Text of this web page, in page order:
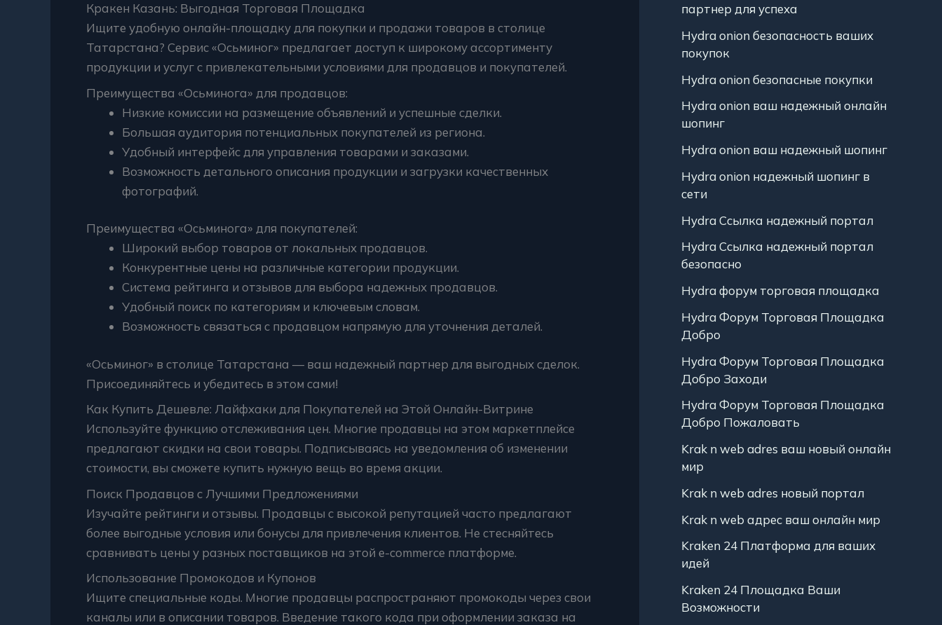
Кракен Казань: Выгодная Торговая Площадка
Ищите удобную онлайн-площадку для покупки и продажи товаров в столице
Татарстана? Сервис «Осьминог» предлагает доступ к широкому ассортименту
продукции и услуг с привлекательными условиями для продавцов и покупателей.
Преимущества «Осьминога» для продавцов:
Низкие комиссии на размещение объявлений и успешные сделки.
Большая аудитория потенциальных покупателей из региона.
Удобный интерфейс для управления товарами и заказами.
Возможность детального описания продукции и загрузки качественных
фотографий.
Преимущества «Осьминога» для покупателей:
Широкий выбор товаров от локальных продавцов.
Конкурентные цены на различные категории продукции.
Система рейтинга и отзывов для выбора надежных продавцов.
Удобный поиск по категориям и ключевым словам.
Возможность связаться с продавцом напрямую для уточнения деталей.
«Осьминог» в столице Татарстана — ваш надежный партнер для выгодных сделок.
Присоединяйтесь и убедитесь в этом сами!
Как Купить Дешевле: Лайфхаки для Покупателей на Этой Онлайн-Витрине
Используйте функцию отслеживания цен. Многие продавцы на этом маркетплейсе
предлагают скидки на свои товары. Подписываясь на уведомления об изменении
стоимости, вы сможете купить нужную вещь во время акции.
Поиск Продавцов с Лучшими Предложениями
Изучайте рейтинги и отзывы. Продавцы с высокой репутацией часто предлагают
более выгодные условия или бонусы для привлечения клиентов. Не стесняйтесь
сравнивать цены у разных поставщиков на этой e-commerce платформе.
Использование Промокодов и Купонов
Ищите специальные коды. Многие продавцы распространяют промокоды через свои
каналы или в описании товаров. Введение такого кода при оформлении заказа на
партнер для успеха
Hydra onion безопасность ваших
покупок
Hydra onion безопасные покупки
Hydra onion ваш надежный онлайн
шопинг
Hydra onion ваш надежный шопинг
Hydra onion надежный шопинг в
сети
Hydra Ссылка надежный портал
Hydra Ссылка надежный портал
безопасно
Hydra форум торговая площадка
Hydra Форум Торговая Площадка
Добро
Hydra Форум Торговая Площадка
Добро Заходи
Hydra Форум Торговая Площадка
Добро Пожаловать
Krak n web adres ваш новый онлайн
мир
Krak n web adres новый портал
Krak n web адрес ваш онлайн мир
Kraken 24 Платформа для ваших
идей
Kraken 24 Площадка Ваши
Возможности